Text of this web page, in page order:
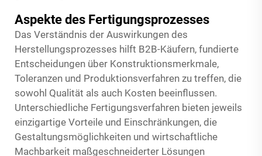
Aspekte des Fertigungsprozesses
Das Verständnis der Auswirkungen des
Herstellungsprozesses hilft B2B-Käufern, fundierte
Entscheidungen über Konstruktionsmerkmale,
Toleranzen und Produktionsverfahren zu treffen, die
sowohl Qualität als auch Kosten beeinflussen.
Unterschiedliche Fertigungsverfahren bieten jeweils
einzigartige Vorteile und Einschränkungen, die
Gestaltungsmöglichkeiten und wirtschaftliche
Machbarkeit maßgeschneiderter Lösungen